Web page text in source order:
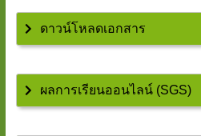
ดาวน์โหลดเอกสาร
ผลการเรียนออนไลน์ (SGS)